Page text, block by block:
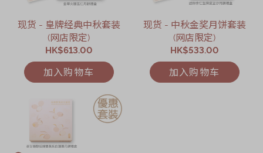
现货 - 皇牌经典中秋套装
(网店限定)
HK$613.00
加入购物车
现货 - 中秋金奖月饼套装
(网店限定)
HK$533.00
加入购物车